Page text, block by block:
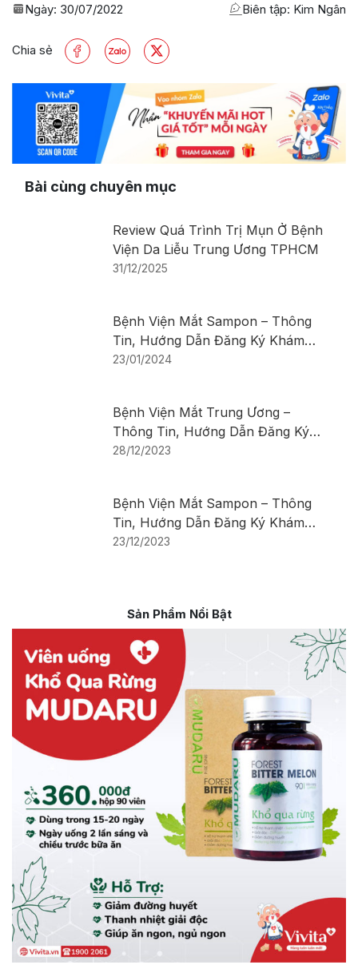
Ngày: 30/07/2022 Biên tập: Kim Ngân
Chia sẻ
Bài cùng chuyên mục
Review Quá Trình Trị Mụn Ở Bệnh
Viện Da Liễu Trung Ương TPHCM
31/12/2025
Bệnh Viện Mắt Sampon – Thông
Tin, Hướng Dẫn Đăng Ký Khám
Bệnh
23/01/2024
Bệnh Viện Mắt Trung Ương –
Thông Tin, Hướng Dẫn Đăng Ký
Khám Bệnh
28/12/2023
Bệnh Viện Mắt Sampon – Thông
Tin, Hướng Dẫn Đăng Ký Khám
Bệnh
23/12/2023
Sản Phẩm Nổi Bật